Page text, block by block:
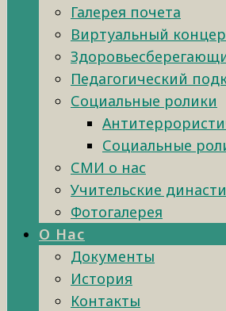
Галерея почета
Виртуальный
Педагогический
Социальные ролики
Социальные
СМИ о нас
Учительские
Фотогалерея
О Нас
Документы
История
Контакты